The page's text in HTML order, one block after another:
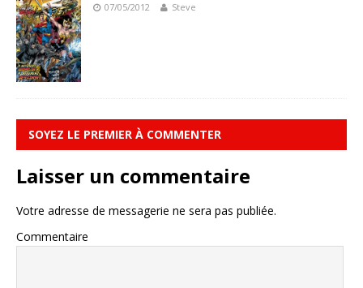
07/05/2012 Steve
SOYEZ LE PREMIER À COMMENTER
Laisser un commentaire
Votre adresse de messagerie ne sera pas publiée.
Commentaire